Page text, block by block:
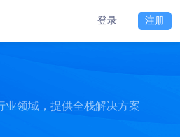
登录 注册
业领域，提供全栈解决方案